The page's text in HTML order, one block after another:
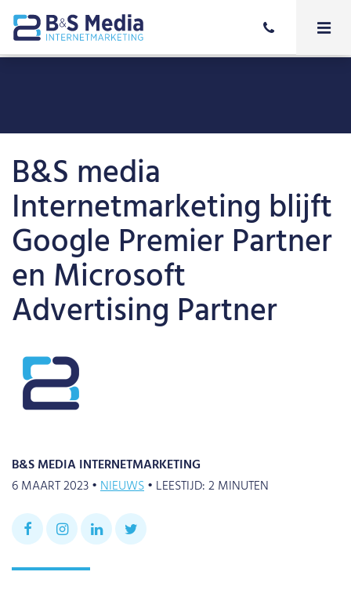
B&S media
Internetmarketing blijft
Google Premier Partner
en Microsoft
Advertising Partner
B&S MEDIA INTERNETMARKETING
6 MAART 2023 •NIEUWS• LEESTIJD:2MINUTEN